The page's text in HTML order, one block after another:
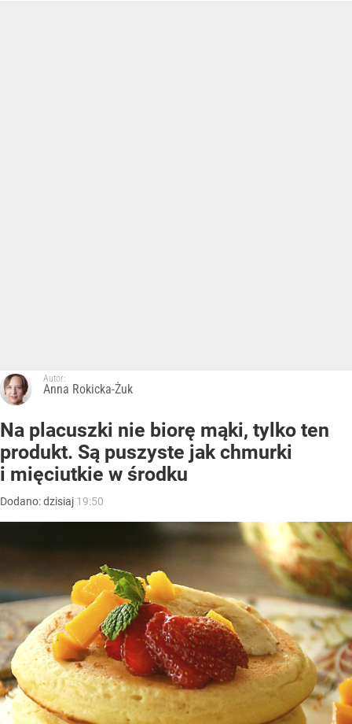
Autor:
Anna Rokicka-Żuk
Na placuszki nie biorę mąki, tylko ten
produkt. Są puszyste jak chmurki
i mięciutkie w środku
Dodano:dzisiaj 19:50